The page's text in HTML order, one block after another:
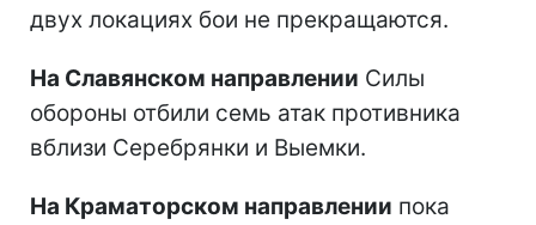
двух локациях бои не прекращаются.
На Славянском направлении Силы
обороны отбили семь атак противника
вблизи Серебрянки и Выемки.
На Краматорском направлении пока